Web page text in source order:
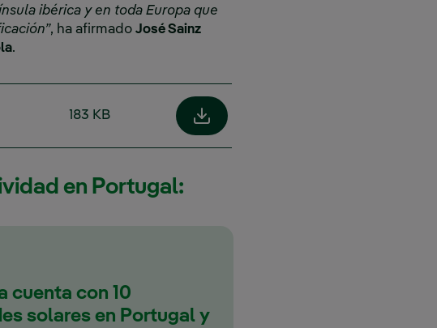
ibérica y en toda Europa que
, ha afirmado José Sainz
.
183 KB Enlace externo, se abre en ventana
en Portugal:
cuenta con 10
solares en Portugal y